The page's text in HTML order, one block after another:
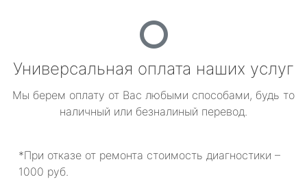
Универсальная оплата наших услуг
Мы берем оплату от Вас любыми способами, будь то
наличный или безналиный перевод.
*При отказе от ремонта стоимость диагностики –
1000 руб.